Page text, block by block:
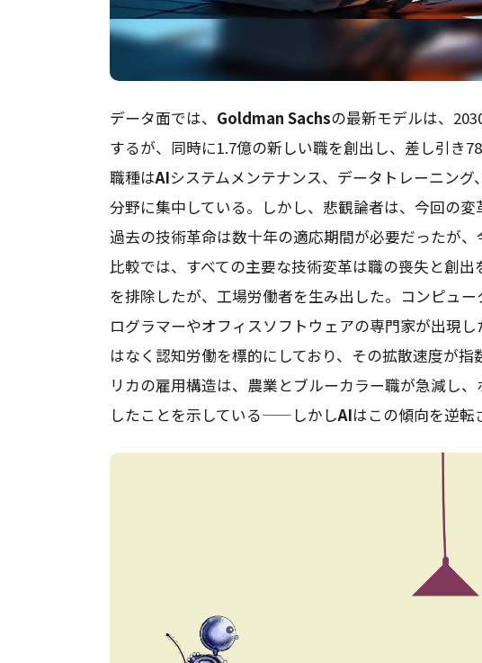
データ面では、 Goldman Sachsの最新モデルは、
するが、同時に1.7億の新しい職を創出し、差し引き
職種はAIシステムメンテナンス、データトレーニン
分野に集中している。しかし、悲観論者は、今回の
過去の技術革命は数十年の適応期間が必要だったが
比較では、すべての主要な技術変革は職の喪失と創
を排除したが、工場労働者を生み出した。コンピュ
ログラマーやオフィスソフトウェアの専門家が出現
はなく認知労働を標的にしており、その拡散速度が
リカの雇用構造は、農業とブルーカラー職が急減し
したことを示している——しかしAIはこの傾向を逆転